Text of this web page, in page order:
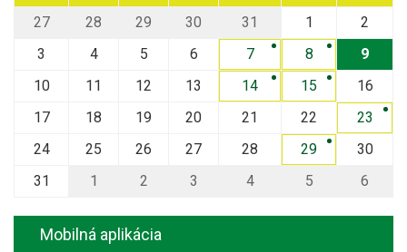
27
28 29 30 31 1
2
3
4 5 6 7 8
9
10
11 12 13 14 15
16
17
18 19 20 21 22
23
24
25 26 27 28 29
30
31
1 2 3 4 5 6
Mobilná aplikácia